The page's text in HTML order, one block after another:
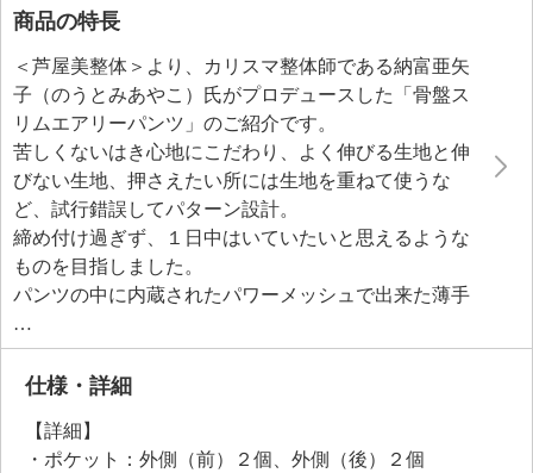
商品の特長
＜芦屋美整体＞より、カリスマ整体師である納富亜矢
子（のうとみあやこ）氏がプロデュースした「骨盤ス
リムエアリーパンツ」のご紹介です。
苦しくないはき心地にこだわり、よく伸びる生地と伸
びない生地、押さえたい所には生地を重ねて使うな
ど、試行錯誤してパターン設計。
締め付け過ぎず、１日中はいていたいと思えるような
ものを目指しました。
パンツの中に内蔵されたパワーメッシュで出来た薄手
の骨盤ベルトにより、骨盤まわりの補整を行います。
骨盤まわりを引き締めることで正しい姿勢の意識をサ
ポートします。
おすすめ。
遮熱、撥水加工、３６０°ストレッチとうれしい機能が
仕様・詳細
【詳細】
・ポケット：外側（前）２個、外側（後）２個